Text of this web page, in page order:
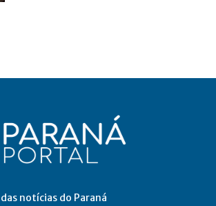
notícias do Paraná